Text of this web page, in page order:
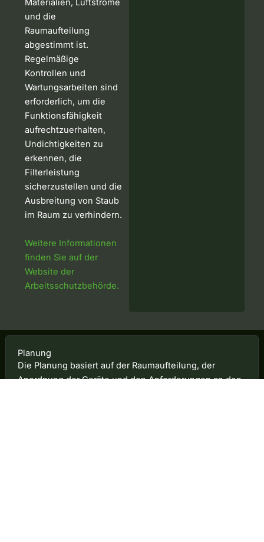
Materialien, Luftströme
und die
Raumaufteilung
abgestimmt ist.
Regelmäßige
Kontrollen und
Wartungsarbeiten sind
erforderlich, um die
Funktionsfähigkeit
aufrechtzuerhalten,
Undichtigkeiten zu
erkennen, die
Filterleistung
sicherzustellen und die
Ausbreitung von Staub
im Raum zu verhindern.
Weitere Informationen
finden Sie auf der
Website der
Arbeitsschutzbehörde.
Planung
Die Planung basiert auf der Raumaufteilung, der
Anordnung der Geräte und den Anforderungen an den